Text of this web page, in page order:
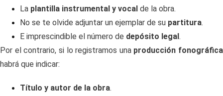
La plantilla instrumental y vocal de la obra.
No se te olvide adjuntar un ejemplar de su partitura.
E imprescindible el número de depósito legal.
Por el contrario, si lo registramos una producción fonográfica
habrá que indicar:
Título y autor de la obra.